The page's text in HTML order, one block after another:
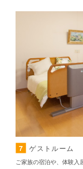
7 ゲストルーム
ご家族の宿泊や、体験入